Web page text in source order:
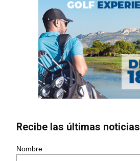
Recibe las últimas noticias
Nombre